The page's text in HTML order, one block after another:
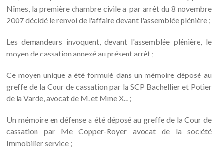
Nîmes, la première chambre civile a, par arrêt du 8 novembre
2007 décidé le renvoi de l'affaire devant l'assemblée plénière ;
Les demandeurs invoquent, devant l'assemblée plénière, le
moyen de cassation annexé au présent arrêt ;
Ce moyen unique a été formulé dans un mémoire déposé au
greffe de la Cour de cassation par la SCP Bachellier et Potier
de la Varde, avocat de M. et Mme X... ;
Un mémoire en défense a été déposé au greffe de la Cour de
cassation par Me Copper-Royer, avocat de la société
Immobilier service ;